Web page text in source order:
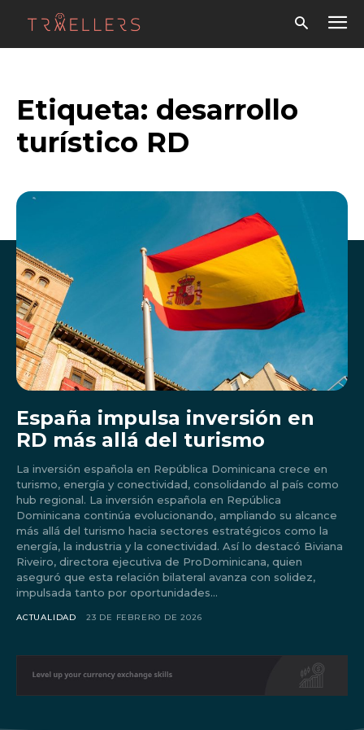
Don't miss
out!
Sing up for our newsletter
to stay in the loop.
Etiqueta: desarrollo
turístico RD
España impulsa inversión en
RD más allá del turismo
La inversión española en República Dominicana crece en
turismo, energía y conectividad, consolidando al país como
hub regional. La inversión española en República
Dominicana continúa evolucionando, ampliando su alcance
más allá del turismo hacia sectores estratégicos como la
energía, la industria y la conectividad. Así lo destacó Biviana
Riveiro, directora ejecutiva de ProDominicana, quien
aseguró que esta relación bilateral avanza con solidez,
impulsada tanto por oportunidades...
ACTUALIDAD 23 DE FEBRERO DE 2026